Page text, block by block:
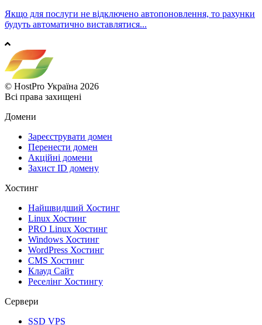
Якщо для послуги не відключено автопоновлення, то рахунки
будуть автоматично виставлятися...
© HostPro Україна 2026
Всі права захищені
Домени
Зареєструвати домен
Перенести домен
Акційні домени
Захист ID домену
Хостинг
Найшвидший Хостинг
Linux Хостинг
PRO Linux Хостинг
Windows Хостинг
WordPress Хостинг
CMS Хостинг
Клауд Сайт
Реселінг Хостингу
Сервери
SSD VPS